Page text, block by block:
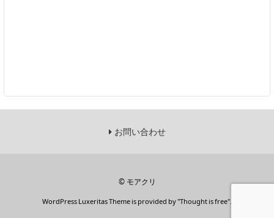
お問い合わせ
© モアクリ
WordPress Luxeritas Theme is provided by "Thought is free".